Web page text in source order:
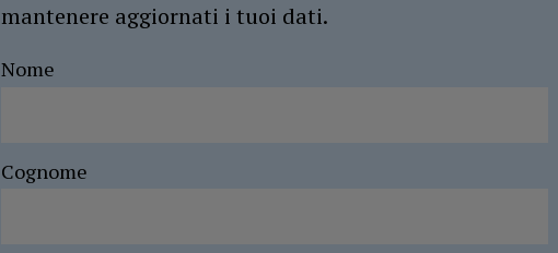
mantenere aggiornati i tuoi dati.
Nome
Cognome